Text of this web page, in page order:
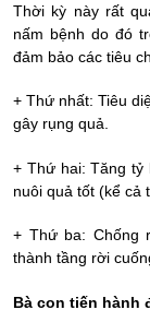
Thời kỳ này rất
nấm bệnh do đó
đảm bảo các tiêu
+ Thứ nhất: Tiêu
gây rụng quả.
+ Thứ hai: Tăng tỷ
nuôi quả tốt (kể cả
+ Thứ ba: Chống
thành tầng rời
Bà con tiến hành